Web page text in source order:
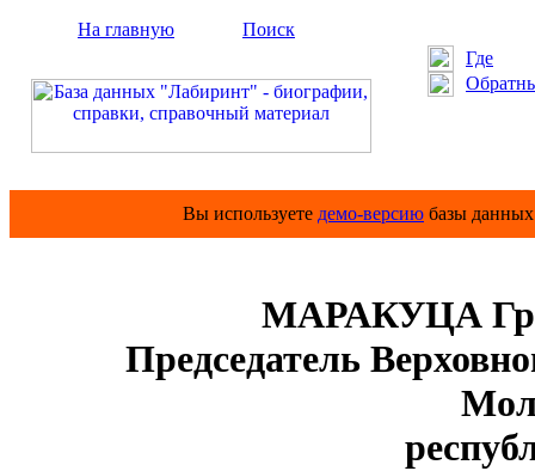
На главную
Поиск
Где
Вы используете демо-версию базы
МАРАКУЦА
Председатель